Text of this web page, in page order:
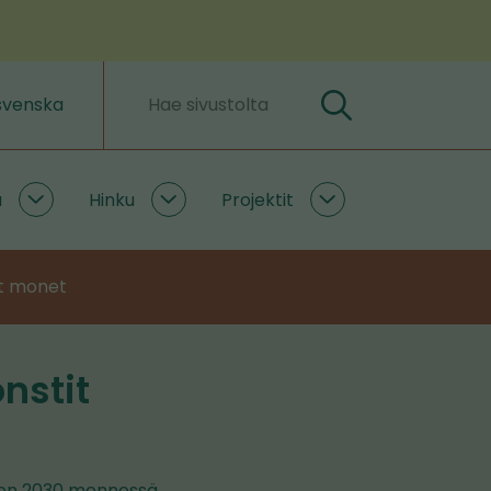
Hakusanat Hae
Ilmastoratkaisuja
Hinku
Hinku
Projektit
Projektit
monet